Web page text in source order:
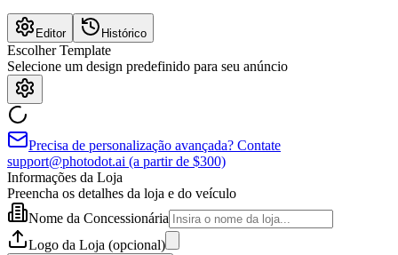
Editor Histórico
Escolher Template
Selecione um design predefinido para seu anúncio
Precisa de personalização avançada? Contate
support@photodot.ai (a partir de $300)
Informações da Loja
Preencha os detalhes da loja e do veículo
Nome da Concessionária
Logo da Loja (opcional)